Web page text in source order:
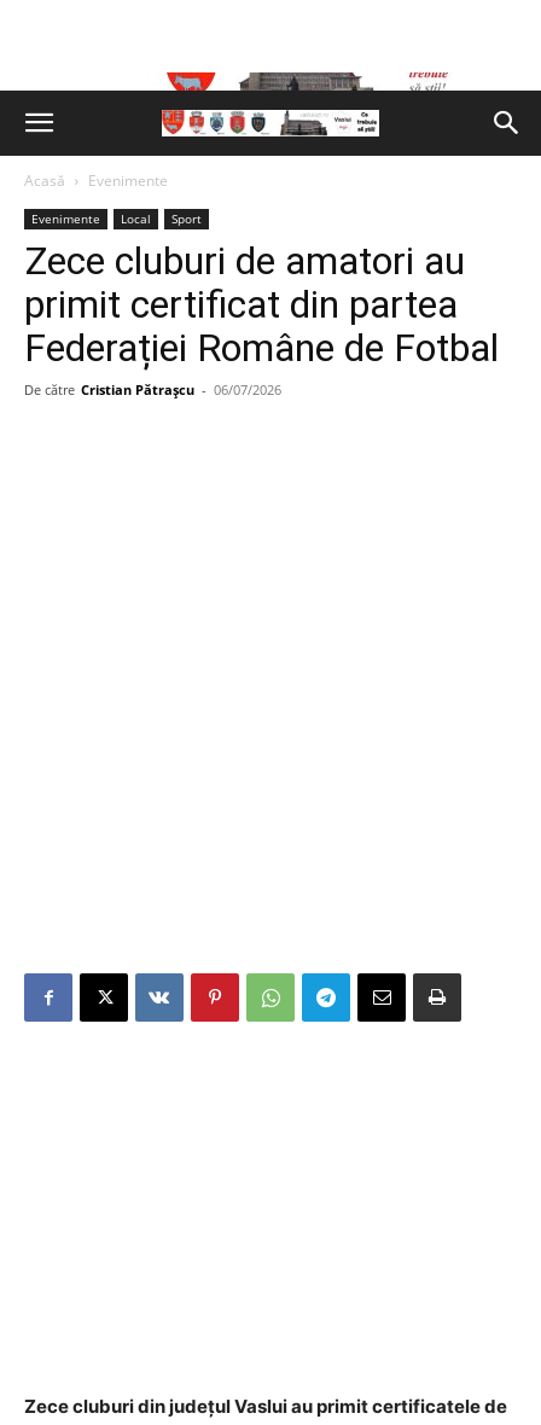
Acasă Evenimente
Evenimente Local Sport
Zece cluburi de amatori au
primit certificat din partea
Federației Române de Fotbal
De către Cristian Pătrașcu - 06/07/2026
Zece cluburi din județul Vaslui au primit certificatele de